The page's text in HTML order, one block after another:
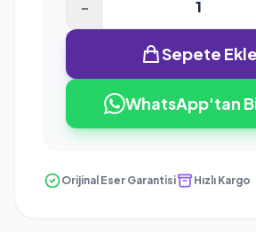
-
Sepete Ekle
WhatsApp'tan
Orijinal Eser Garantisi Hızlı Kargo